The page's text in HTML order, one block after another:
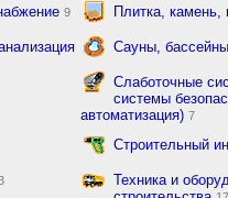
9 Плитка,
Сауны,
Слаботочные
системы
автоматизация) 7
Строительный
Техника и